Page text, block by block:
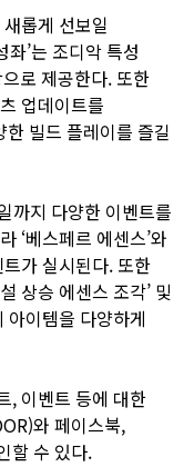
롭게 선보일
’는 조디악 특성
로 제공한다. 또한
업데이트를
빌드 플레이를 즐길
까지 다양한 이벤트를
‘베스페르 에센스’와
트가 실시된다. 또한
상승 에센스 조각’ 및
아이템을 다양하게
, 이벤트 등에 대한
와 페이스북,
할 수 있다.